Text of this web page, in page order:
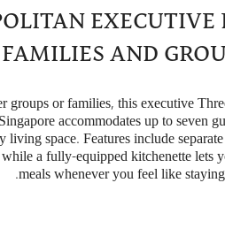
FAMILIES AND
groups or families, this executive
accommodates up to seven
living space. Features include
a fully-equipped kitchenette lets
meals whenever you feel like